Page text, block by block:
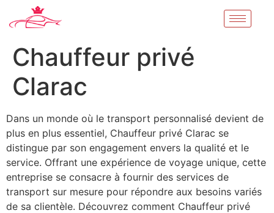
Chauffeur privé
Clarac
Dans un monde où le transport personnalisé devient de
plus en plus essentiel, Chauffeur privé Clarac se
distingue par son engagement envers la qualité et le
service. Offrant une expérience de voyage unique, cette
entreprise se consacre à fournir des services de
transport sur mesure pour répondre aux besoins variés
de sa clientèle. Découvrez comment Chauffeur privé